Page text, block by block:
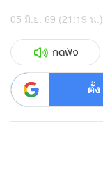
05 มิ.ย. 69 (21:19 น.)
กดฟัง
ตั้ง